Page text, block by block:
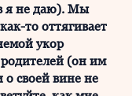
я не даю). Мы
то оттягивает
укор
(он им
о своей вине не